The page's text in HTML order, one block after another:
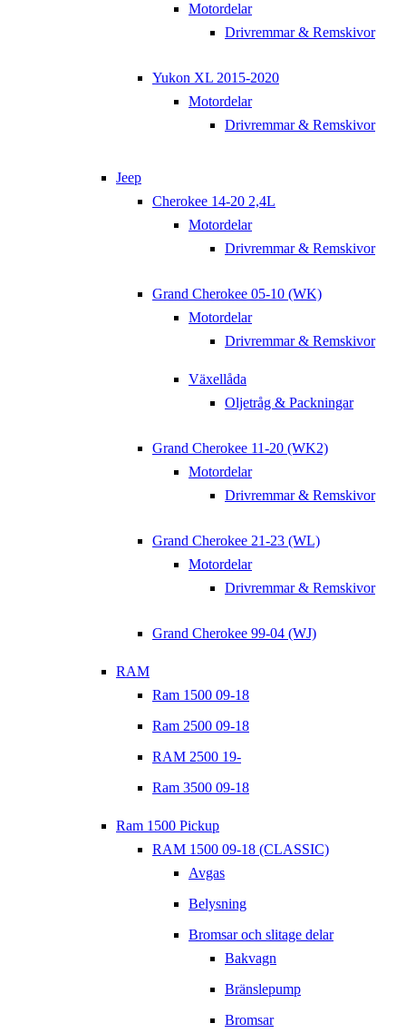
Motordelar
Drivremmar & Remskivor
Yukon XL 2015-2020
Motordelar
Drivremmar & Remskivor
Jeep
Cherokee 14-20 2,4L
Motordelar
Drivremmar & Remskivor
Grand Cherokee 05-10 (WK)
Motordelar
Drivremmar & Remskivor
Växellåda
Oljetråg & Packningar
Grand Cherokee 11-20 (WK2)
Motordelar
Drivremmar & Remskivor
Grand Cherokee 21-23 (WL)
Motordelar
Drivremmar & Remskivor
Grand Cherokee 99-04 (WJ)
RAM
Ram 1500 09-18
Ram 2500 09-18
RAM 2500 19-
Ram 3500 09-18
Ram 1500 Pickup
RAM 1500 09-18 (CLASSIC)
Avgas
Belysning
Bromsar och slitage delar
Bakvagn
Bränslepump
Bromsar